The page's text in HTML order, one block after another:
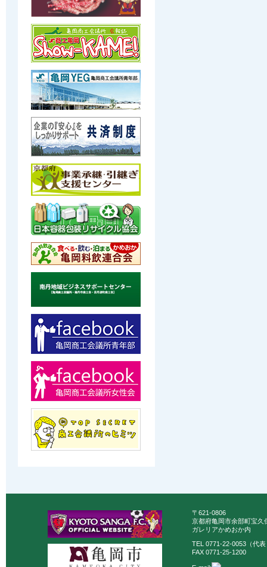
〒621-0806
京都府亀岡市余部町宝久
ガレリアかめおか内
TEL 0771-22-0053（代表
FAX 0771-25-1200